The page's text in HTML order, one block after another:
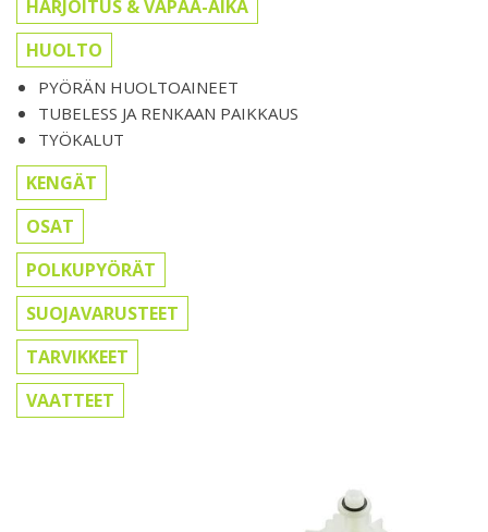
HARJOITUS & VAPAA-AIKA
HUOLTO
PYÖRÄN HUOLTOAINEET
TUBELESS JA RENKAAN PAIKKAUS
TYÖKALUT
KENGÄT
OSAT
POLKUPYÖRÄT
SUOJAVARUSTEET
TARVIKKEET
VAATTEET